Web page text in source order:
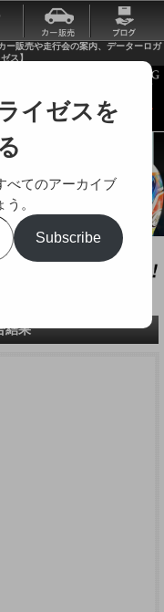
ー販売や走行会の案内、データーロガ
ス】
をお届けします。
結果
イゼスを
べてのアーカイブ
。
Subscribe